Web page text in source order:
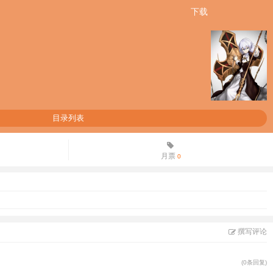
下载
目录列表
月票0
撰写评论
(0条回复)